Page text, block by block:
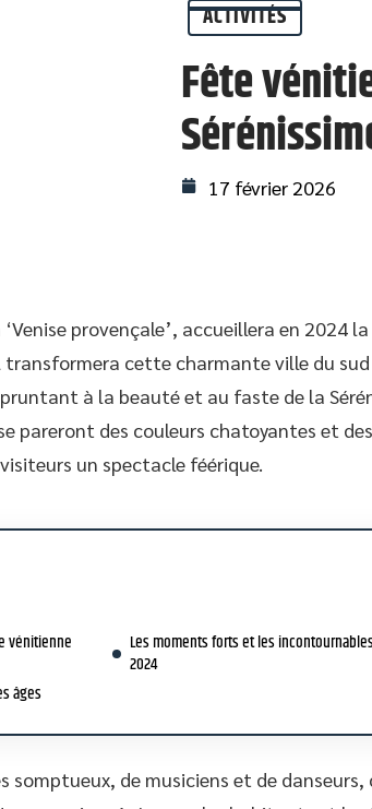
ACTIVITÉS
Fête
17 février 2026
provençale’, accueillera en 2024
transformera cette charmante ville du
à la beauté et au faste de la
pareront des couleurs chatoyantes et
un spectacle féérique.
vénitienne
âges
Les moments forts et les
2024
somptueux, de musiciens et de